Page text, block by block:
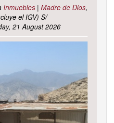
Inmuebles | Madre de Dios,
el IGV) S/
21 August 2026